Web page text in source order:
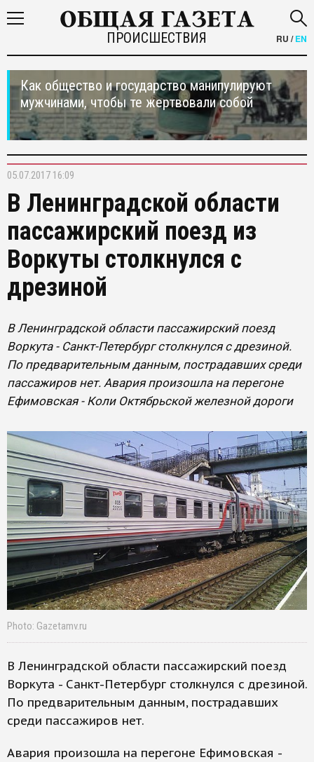
ПРОИСШЕСТВИЯ RU /EN
Как общество и государство манипулируют
мужчинами, чтобы те жертвовали собой
05.07.2017 16:09
В Ленинградской области
пассажирский поезд из
Воркуты столкнулся с
дрезиной
В Ленинградской области пассажирский поезд
Воркута - Санкт-Петербург столкнулся с дрезиной.
По предварительным данным, пострадавших среди
пассажиров нет. Авария произошла на перегоне
Ефимовская - Коли Октябрьской железной дороги
Photo: Gazetamv.ru
В Ленинградской области пассажирский поезд
Воркута - Санкт-Петербург столкнулся с дрезиной.
По предварительным данным, пострадавших
среди пассажиров нет.
Авария произошла на перегоне Ефимовская -